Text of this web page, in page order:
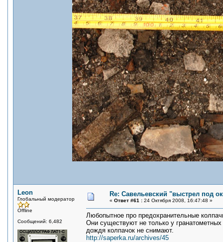
Leon
Глобальный модератор
Offline
Сообщений: 6,482
Re: Савельевский "выстрел под
« Ответ #61 : 24 Октября 2008, 16:47:48 »
Любопытное про предохранительные
Они существуют не только у
дождя колпачок не снимают.
http://saperka.ru/archives/45